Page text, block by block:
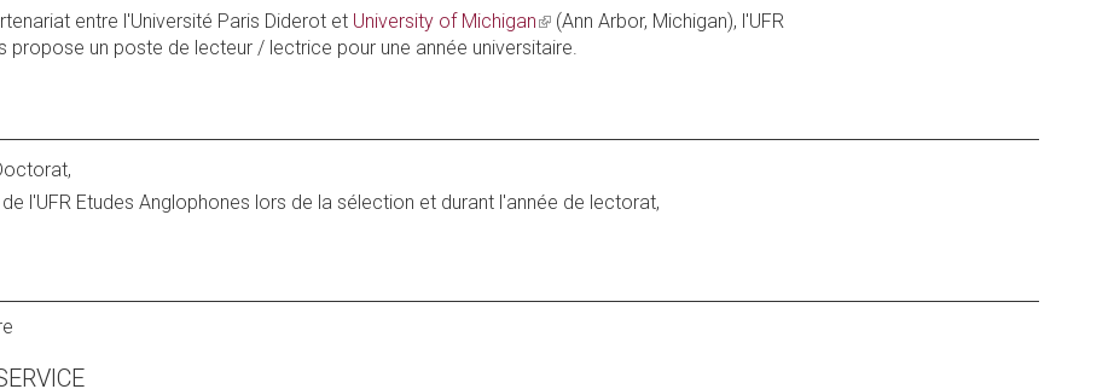
entre l'Université Paris Diderot et University of Michigan(link
is
(Ann Arbor, Michigan), l'UFR
propose un poste de lecteur / lectrice pour une année universitaire.
l'UFR Etudes Anglophones lors de la sélection et durant l'année de lectorat,